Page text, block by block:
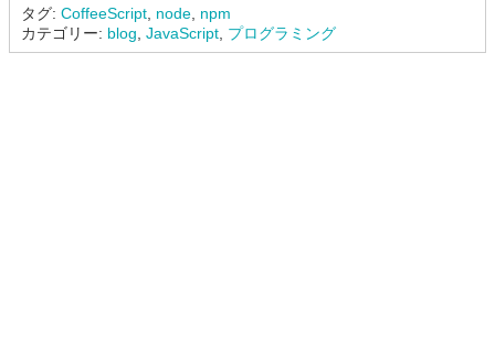
タグ: CoffeeScript, node, npm
カテゴリー: blog, JavaScript, プログラミング